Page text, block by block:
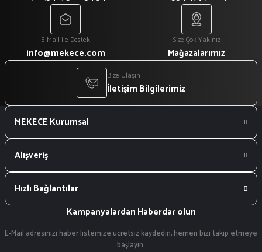
E-Mail ile Destek
info@mekece.com
Size Çok Yakınız
Mağazalarımız
Bize Ulaşın
İletişim Bilgilerimiz
MEKECE Kurumsal
Alışveriş
Hızlı Bağlantılar
Kampanyalardan Haberdar olun
E-Mail adresinizi haber listemize ücretsiz kaydedin, hemen bizi takip etmeye
başlayın.